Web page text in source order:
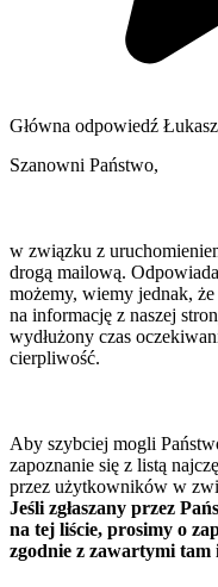
Główna odpowiedź Łukasz
Szanowni Państwo,
w związku z
drogą mailową.
możemy, wiemy jednak,
na informację z naszej
wydłużony czas
cierpliwość.
Aby szybciej mogli
zapoznanie się z listą
przez użytkowników w
Jeśli zgłaszany przez
na tej liście, prosimy o
zgodnie z zawartymi